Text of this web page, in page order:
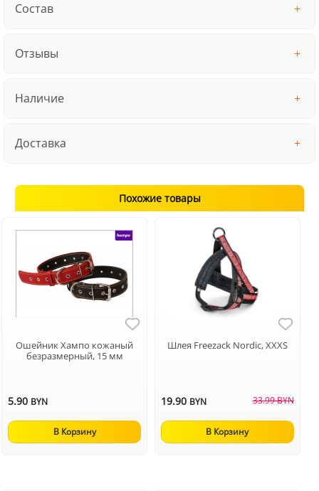
Состав
Отзывы
Наличие
Доставка
Похожие товары
Ошейник Хампо кожаный
безразмерный, 15 мм
5.90 BYN
В Корзину
Шлея Freezack Nordic, XXXS
19.90 BYN 33.99 BYN
В Корзину